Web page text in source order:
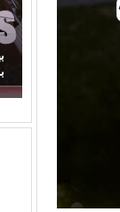
دراما